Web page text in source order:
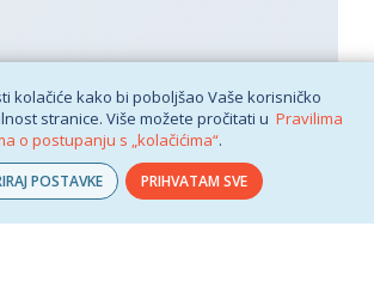
kolačiće kako bi poboljšao Vaše korisničko
stranice. Više možete pročitati u Pravilima
o postupanju s „kolačićima“.
POSTAVKE PRIHVATAM SVE